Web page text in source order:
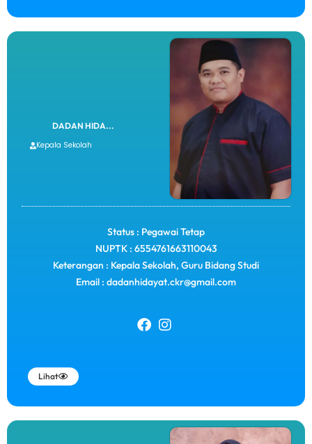
DADAN HIDA...
Kepala Sekolah
Status : Pegawai Tetap
NUPTK : 6554761663110043
Keterangan : Kepala Sekolah, Guru Bidang Studi
Email : dadanhidayat.ckr@gmail.com
Lihat